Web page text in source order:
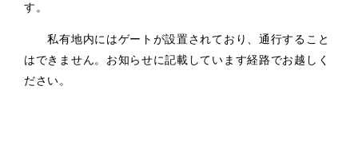
す。
私有地内にはゲートが設置されており、通行すること
はできません。お知らせに記載しています経路でお越しく
ださい。